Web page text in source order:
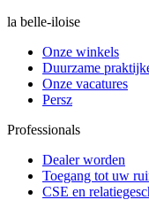
la belle-iloise
Onze winkels
Duurzame
Onze vacatures
Persz
Professionals
Dealer worden
Toegang tot uw
CSE en